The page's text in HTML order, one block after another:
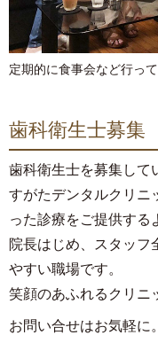
定期的に食事会など行って
歯科衛生士募集
歯科衛生士を募集して
すがたデンタルクリニ
った診療をご提供する
院長はじめ、スタッフ
やすい職場です。
笑顔のあふれるクリニ
お問い合せはお気軽に。